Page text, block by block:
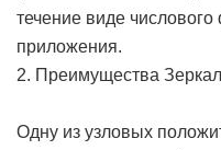
течение виде
приложения.
2. Преимущества
Одну из узловых